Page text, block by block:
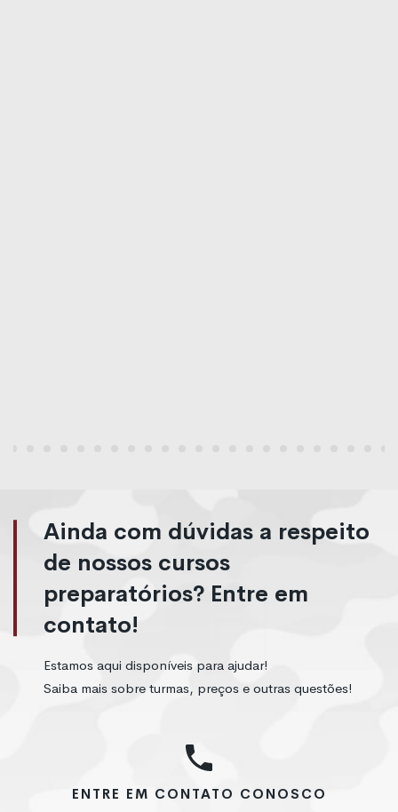
Ainda com dúvidas a respeito
de nossos cursos
preparatórios? Entre em
contato!
Estamos aqui disponíveis para ajudar!
Saiba mais sobre turmas, preços e outras questões!
ENTRE EM CONTATO CONOSCO